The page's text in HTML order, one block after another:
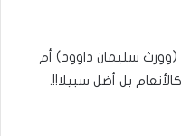
سليمان داوود) أم
بل أضل سبيلا!!.